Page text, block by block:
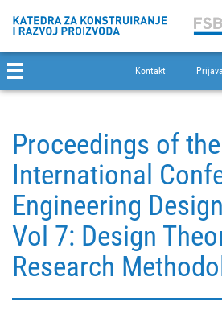
Kontakt Prijava
Proceedings of
International
Engineering
Vol 7: Design
Research